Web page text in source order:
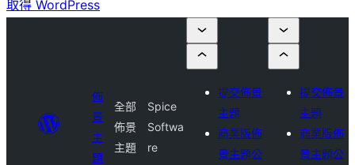
取得 WordPress
佈
景
主
題
全部
佈景
主題
Spice
Softwa
re
提交佈景
主題
商業版佈
景主題公
提交佈景
主題
商業版佈
景主題公